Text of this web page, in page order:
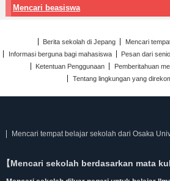
Mencari beasiswa
Berita sekolah di Jepang
Mencari
Informasi berguna bagi mahasiswa
Pesan dari
Ketentuan Penggunaan
Pemberitahuan
Tentang lingkungan yang
Mencari tempat belajar sekolah dari Osaka
【Mencari sekolah berdasarkan mata